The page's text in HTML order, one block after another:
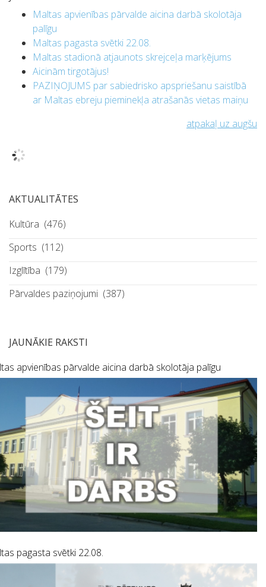
Maltas apvienības pārvalde aicina darbā skolotāja
palīgu
Maltas pagasta svētki 22.08.
Maltas stadionā atjaunots skrejceļa marķējums
Aicinām tirgotājus!
PAZIŅOJUMS par sabiedrisko apspriešanu saistībā
ar Maltas ebreju pieminekļa atrašanās vietas maiņu
atpakaļ uz augšu
AKTUALITĀTES
Kultūra (476)
Sports (112)
Izglītība (179)
Pārvaldes paziņojumi (387)
JAUNĀKIE RAKSTI
apvienības pārvalde aicina darbā skolotāja palīgu
pagasta svētki 22.08.